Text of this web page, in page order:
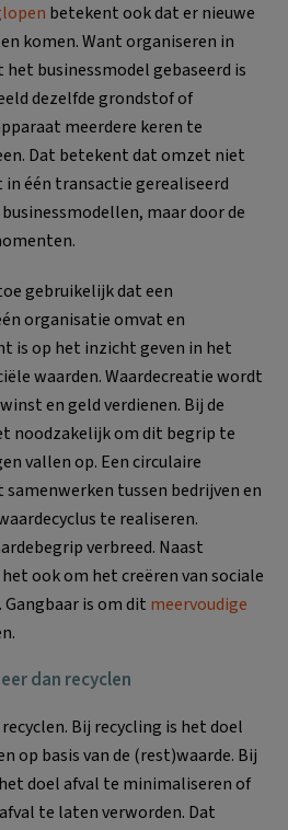
betekent ook dat er nieuwe
komen. Want organiseren in
businessmodel gebaseerd is
dezelfde grondstof of
meerdere keren te
Dat betekent dat omzet niet
één transactie gerealiseerd
maar door de
gebruikelijk dat een
organisatie omvat en
is op het inzicht geven in het
waarden. Waardecreatie wordt
en geld verdienen. Bij de
noodzakelijk om dit begrip te
vallen op. Een circulaire
tussen bedrijven en
te realiseren.
verbreed. Naast
ook om het creëren van sociale
is om dit meervoudige
dan recyclen
Bij recycling is het doel
op basis van de (rest)waarde. Bij
doel afval te minimaliseren of
te laten verworden. Dat